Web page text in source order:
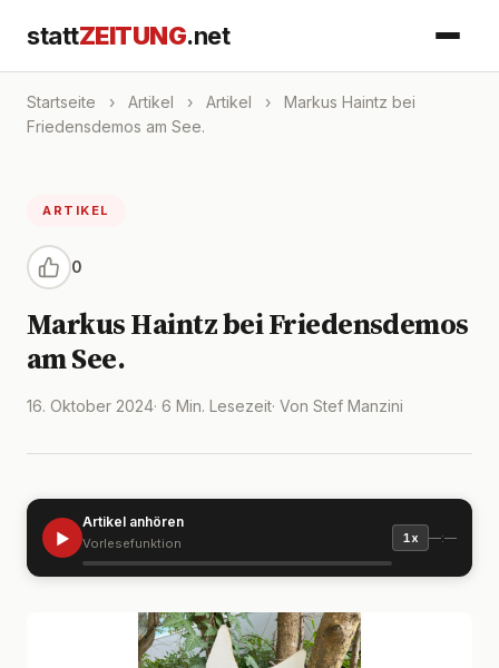
stattZEITUNG.net
Startseite › Artikel › Artikel ›
Markus Haintz bei
Friedensdemos am See.
ARTIKEL
0
Markus Haintz bei Friedensdemos
am See.
16. Oktober 2024· 6 Min. Lesezeit· Von Stef Manzini
▶
Artikel anhören
Vorlesefunktion 1x —:—